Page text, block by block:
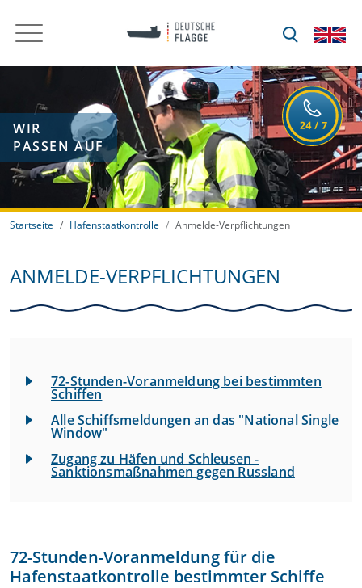
WIR
PASSEN AUF
Startseite Hafenstaatkontrolle Anmelde-Verpflichtungen
ANMELDE-VERPFLICHTUNGEN
72-Stunden-Voranmeldung bei bestimmten
Schiffen
Alle Schiffsmeldungen an das "National Single
Window"
Zugang zu Häfen und Schleusen -
Sanktionsmaßnahmen gegen Russland
72-Stunden-Voranmeldung für die
Hafenstaatkontrolle bestimmter Schiffe